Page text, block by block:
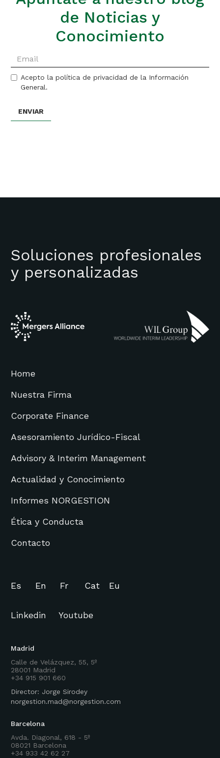
de Noticias y
Conocimiento
Acepto la política de privacidad de la Información
General.
Soluciones profesionales
y personalizadas
Home
Nuestra Firma
Corporate Finance
Asesoramiento Jurídico-Fiscal
Advisory & Interim Management
Actualidad y Conocimiento
Informes NORGESTION
Ética y Conducta
Contacto
Madrid
Calle de Velázquez, 55, 5º
28001 Madrid
+34 915 901 660
Director: Jorge Sirodey
norgestion.mad@norgestion.com
Barcelona
Avda. Diagonal, 618 - 5º
08021 Barcelona
+34 933 42 62 27
Es En Fr Cat Eu
Linkedin Youtube